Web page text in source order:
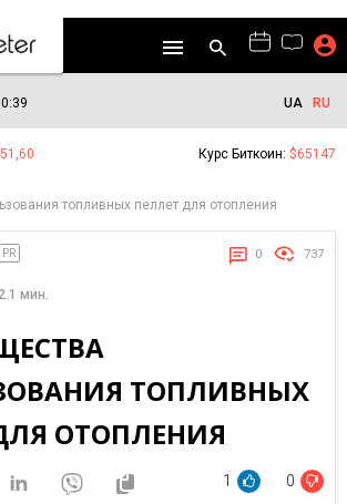
UA RU
Курс Биткоин: $65147
топливных пеллет для отопления
PR 0 737
мин.
ТОПЛИВНЫХ
ОТОПЛЕНИЯ
1 0